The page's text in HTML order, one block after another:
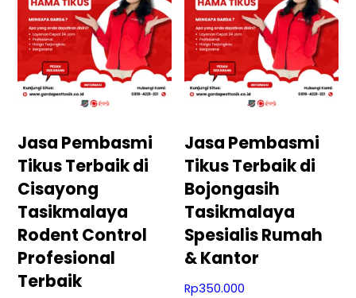
Jasa Pembasmi
Tikus Terbaik di
Cisayong
Tasikmalaya
Rodent Control
Profesional
Terbaik
Jasa Pembasmi
Tikus Terbaik di
Bojongasih
Tasikmalaya
Spesialis Rumah
& Kantor
Rp350.000